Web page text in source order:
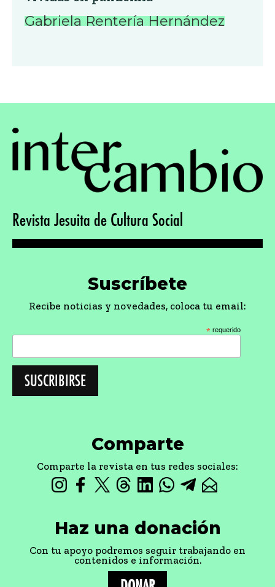
Gabriela Rentería Hernández
Revista Jesuita de Cultura Social
Suscríbete
Recibe noticias y novedades, coloca tu email:
* requerido
Comparte
Comparte la revista en tus redes sociales:
Haz una donación
Con tu apoyo podremos seguir trabajando en
contenidos e información.